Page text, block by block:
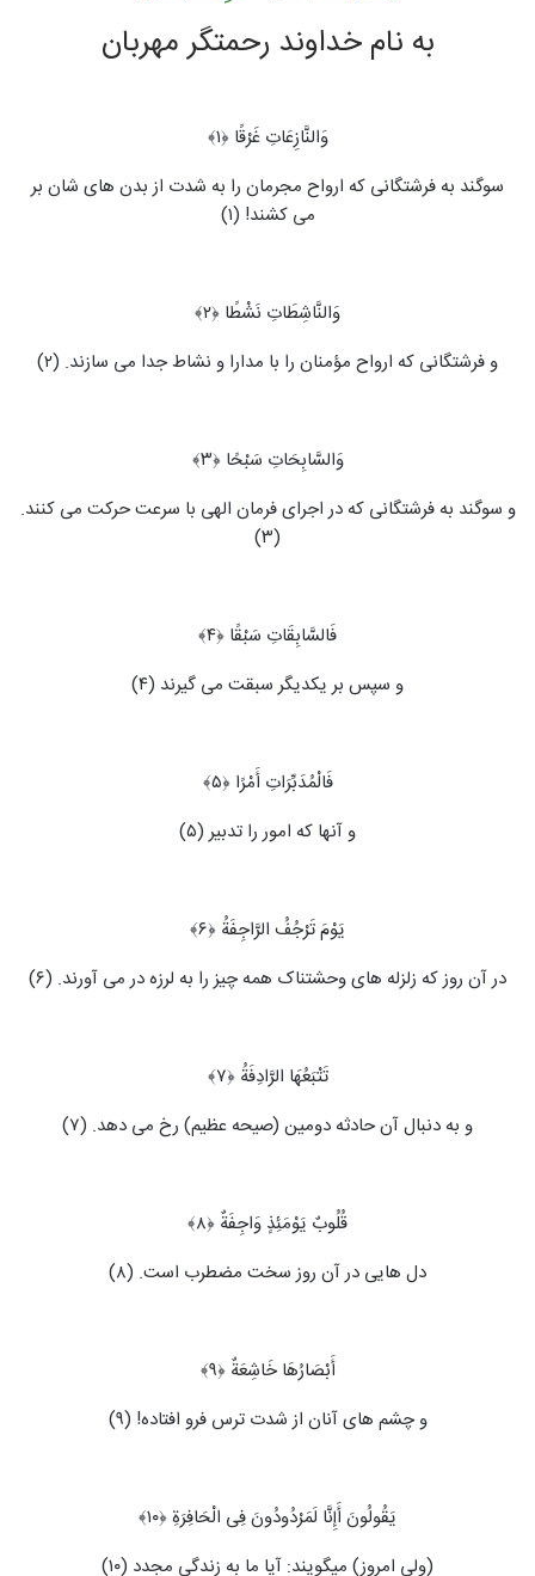
به نام خداوند رحمتگر مهربان
وَالنَّازِعَاتِ غَرْقًا ﴿۱﴾
سوگند به فرشتگانی که ارواح مجرمان را به شدت از بدن های شان بر
می‏ کشند! (۱)
وَالنَّاشِطَاتِ نَشْطًا ﴿۲﴾
و فرشتگانی که ارواح مؤمنان را با مدارا و نشاط جدا می ‏سازند. (۲)
وَالسَّابِحَاتِ سَبْحًا ﴿۳﴾
و سوگند به فرشتگانی که در اجرای فرمان الهی با سرعت حرکت می‏ کنند.
(۳)
فَالسَّابِقَاتِ سَبْقًا ﴿۴﴾
و سپس بر یکدیگر سبقت می‏ گیرند (۴)
فَالْمُدَبِّرَاتِ أَمْرًا ﴿۵﴾
و آنها که امور را تدبیر (۵)
یَوْمَ تَرْجُفُ الرَّاجِفَةُ ﴿۶﴾
در آن روز که زلزله‏ های وحشتناک همه چیز را به لرزه در می ‏آورند. (۶)
تَتْبَعُهَا الرَّادِفَةُ ﴿۷﴾
و به دنبال آن حادثه دومین (صیحه عظیم) رخ می ‏دهد. (۷)
قُلُوبٌ یَوْمَئِذٍ وَاجِفَةٌ ﴿۸﴾
دل هایی در آن روز سخت مضطرب است. (۸)
أَبْصَارُهَا خَاشِعَةٌ ﴿۹﴾
و چشم های آنان از شدت ترس فرو افتاده! (۹)
یَقُولُونَ أَإِنَّا لَمَرْدُودُونَ فِی الْحَافِرَةِ ﴿۱۰﴾
(ولی امروز) می‏گویند: آیا ما به زندگی مجدد (۱۰)